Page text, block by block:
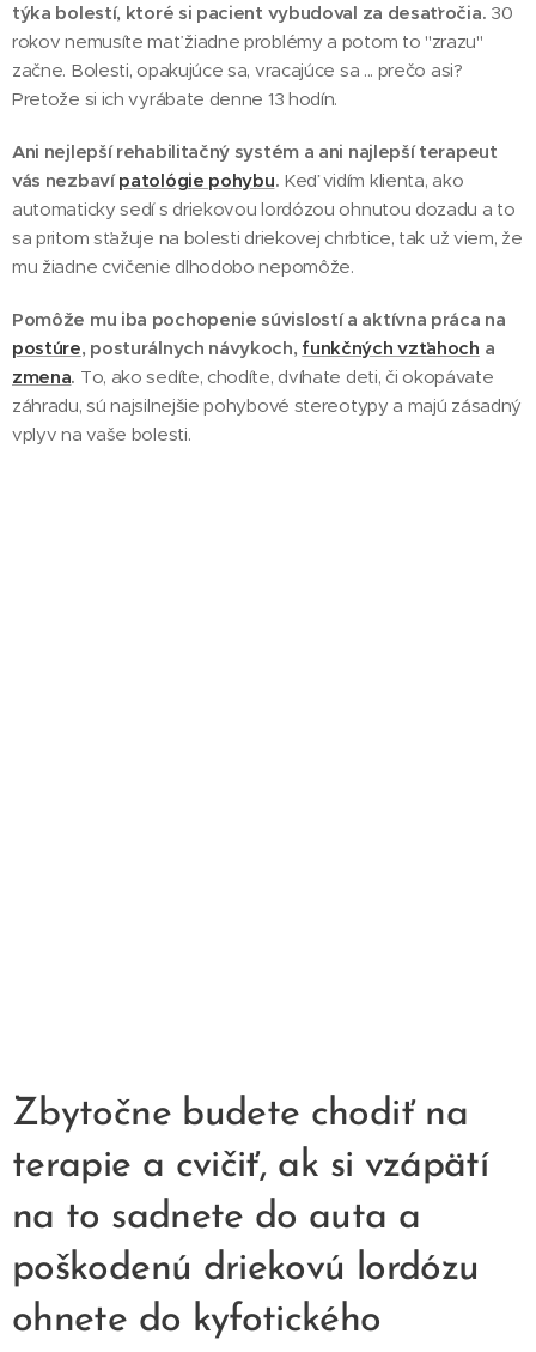
týka bolestí, ktoré si pacient vybudoval za desaťročia. 30
rokov nemusíte mať žiadne problémy a potom to "zrazu"
začne. Bolesti, opakujúce sa, vracajúce sa ... prečo asi?
Pretože si ich vyrábate denne 13 hodín.
Ani nejlepší rehabilitačný systém a ani najlepší terapeut
vás nezbavípatológie pohybu. Keď vidím klienta, ako
automaticky sedí s driekovou lordózou ohnutou dozadu a to
sa pritom sťažuje na bolesti driekovej chrbtice, tak už viem, že
mu žiadne cvičenie dlhodobo nepomôže.
Pomôže mu iba pochopenie súvislostí a aktívna práca na
postúre, posturálnych návykoch, funkčných vzťahoch a
zmena. To, ako sedíte, chodíte, dvíhate deti, či okopávate
záhradu, sú najsilnejšie pohybové stereotypy a majú zásadný
vplyv na vaše bolesti.
Zbytočne budete chodiť na
terapie a cvičiť, ak si vzápätí
na to sadnete do auta a
poškodenú driekovú lordózu
ohnete do kyfotického